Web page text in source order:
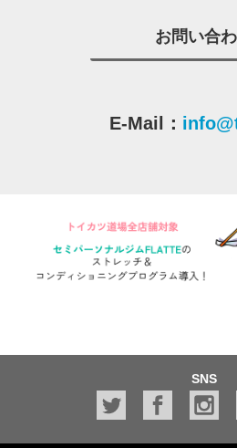
お問い合
E-Mail：
SNS